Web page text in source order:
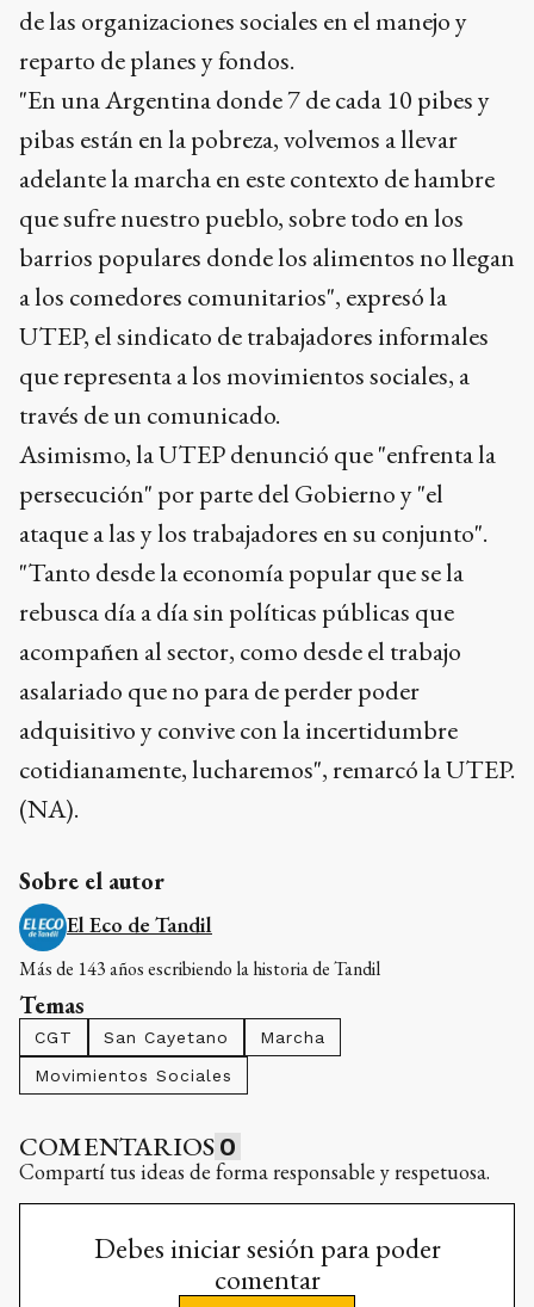
de las organizaciones sociales en el manejo y
reparto de planes y fondos.
"En una Argentina donde 7 de cada 10 pibes y
pibas están en la pobreza, volvemos a llevar
adelante la marcha en este contexto de hambre
que sufre nuestro pueblo, sobre todo en los
barrios populares donde los alimentos no llegan
a los comedores comunitarios", expresó la
UTEP, el sindicato de trabajadores informales
que representa a los movimientos sociales, a
través de un comunicado.
Asimismo, la UTEP denunció que "enfrenta la
persecución" por parte del Gobierno y "el
ataque a las y los trabajadores en su conjunto".
"Tanto desde la economía popular que se la
rebusca día a día sin políticas públicas que
acompañen al sector, como desde el trabajo
asalariado que no para de perder poder
adquisitivo y convive con la incertidumbre
cotidianamente, lucharemos", remarcó la UTEP.
(NA).
Sobre el autor
El Eco de Tandil
Más de 143 años escribiendo la historia de Tandil
Temas
CGT San Cayetano
Marcha
Movimientos Sociales
COMENTARIOS 0
Compartí tus ideas de forma responsable y respetuosa.
Debes iniciar sesión para poder
comentar